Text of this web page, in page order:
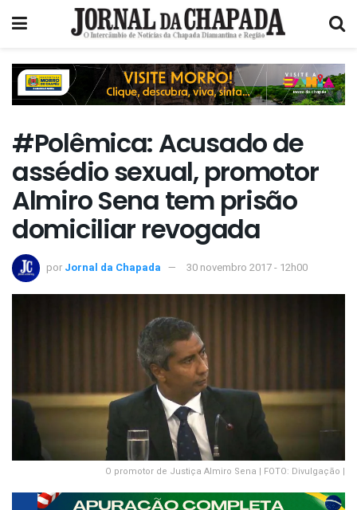
#Polêmica: Acusado de
assédio sexual, promotor
Almiro Sena tem prisão
domiciliar revogada
por Jornal da Chapada 30 novembro 2017 - 12h00
O promotor de Justiça Almiro Sena | FOTO: Divulgação |